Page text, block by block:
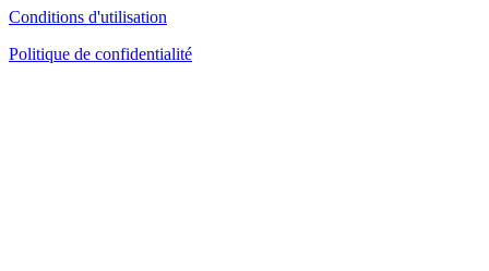
Conditions d'utilisation
Politique de confidentialité